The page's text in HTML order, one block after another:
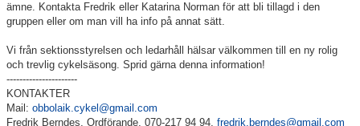
ämne. Kontakta Fredrik eller Katarina Norman för att bli tillagd i den
gruppen eller om man vill ha info på annat sätt.
Vi från sektionsstyrelsen och ledarhåll hälsar välkommen till en ny rolig
och trevlig cykelsäsong. Sprid gärna denna information!
----------------------
KONTAKTER
Mail: obbolaik.cykel@gmail.com
Fredrik Berndes, Ordförande, 070-217 94 94, fredrik.berndes@gmail.com